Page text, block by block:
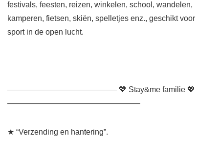
festivals, feesten, reizen, winkelen, school, wandelen,
kamperen, fietsen, skiën, spelletjes enz., geschikt voor
sport in de open lucht.
—————————————— 💖 Stay&me familie 💖
—————————————————
★ “Verzending en hantering”.